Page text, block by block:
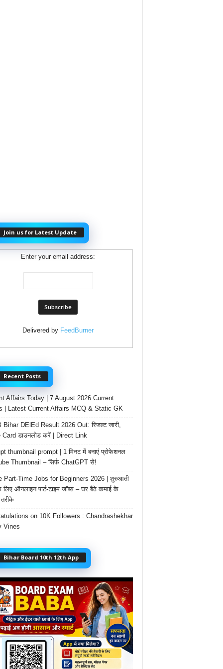
Join us for Latest Update
Enter your email address:
Delivered by FeedBurner
Recent Posts
Affairs Today | 7 August 2026 Current
| Latest Current Affairs MCQ & Static GK
Bihar DElEd Result 2026 Out: रिजल्ट जारी,
Card डाउनलोड करें | Direct Link
thumbnail prompt | 1 मिनट में बनाएं प्रोफेशनल
Thumbnail – सिर्फ ChatGPT से!
Part-Time Jobs for Beginners 2026 | शुरुआती
लिए ऑनलाइन पार्ट-टाइम जॉब्स – घर बैठे कमाई के
on 10K Followers : Chandrashekhar
Vines
Bihar Board 10th 12th App